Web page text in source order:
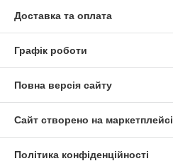
Доставка та оплата
Графік роботи
Повна версія сайту
Сайт створено на маркетплейсі
Політика конфіденційності